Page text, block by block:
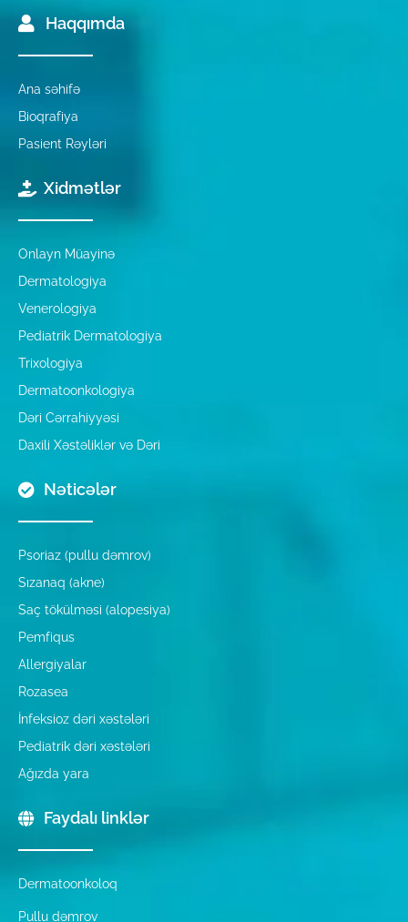
Haqqımda
Ana səhifə
Bioqrafiya
Pasient Rəyləri
Xidmətlər
Onlayn Müayinə
Dermatologiya
Venerologiya
Pediatrik Dermatologiya
Trixologiya
Dermatoonkologiya
Dəri Cərrahiyyəsi
Daxili Xəstəliklər və Dəri
Nəticələr
Psoriaz (pullu dəmrov)
Sızanaq (akne)
Saç tökülməsi (alopesiya)
Pemfiqus
Allergiyalar
Rozasea
İnfeksioz dəri xəstələri
Pediatrik dəri xəstələri
Ağızda yara
Faydalı linklər
Dermatoonkoloq
Pullu dəmrov